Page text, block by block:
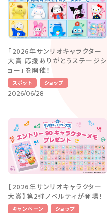
「2026年サンリオキャラクター
大賞 応援ありがとうステージシ
ョー」を開催！
スポット
ショップ
2026/06/28
【2026年サンリオキャラクター
大賞】第2弾ノベルティが登場！
キャンペーン
ショップ